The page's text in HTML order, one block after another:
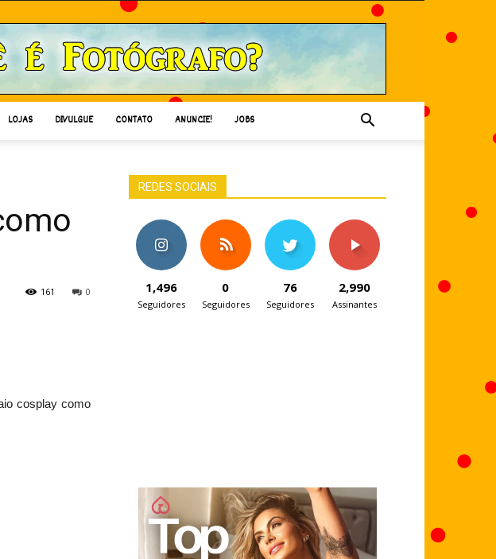
LOJAS DIVULGUE CONTATO ANUNCIE! JOBS
0
161
cosplay como
REDES SOCIAIS
1,496
Seguidores
0
Seguidores
76
Seguidores
2,990
Assinantes